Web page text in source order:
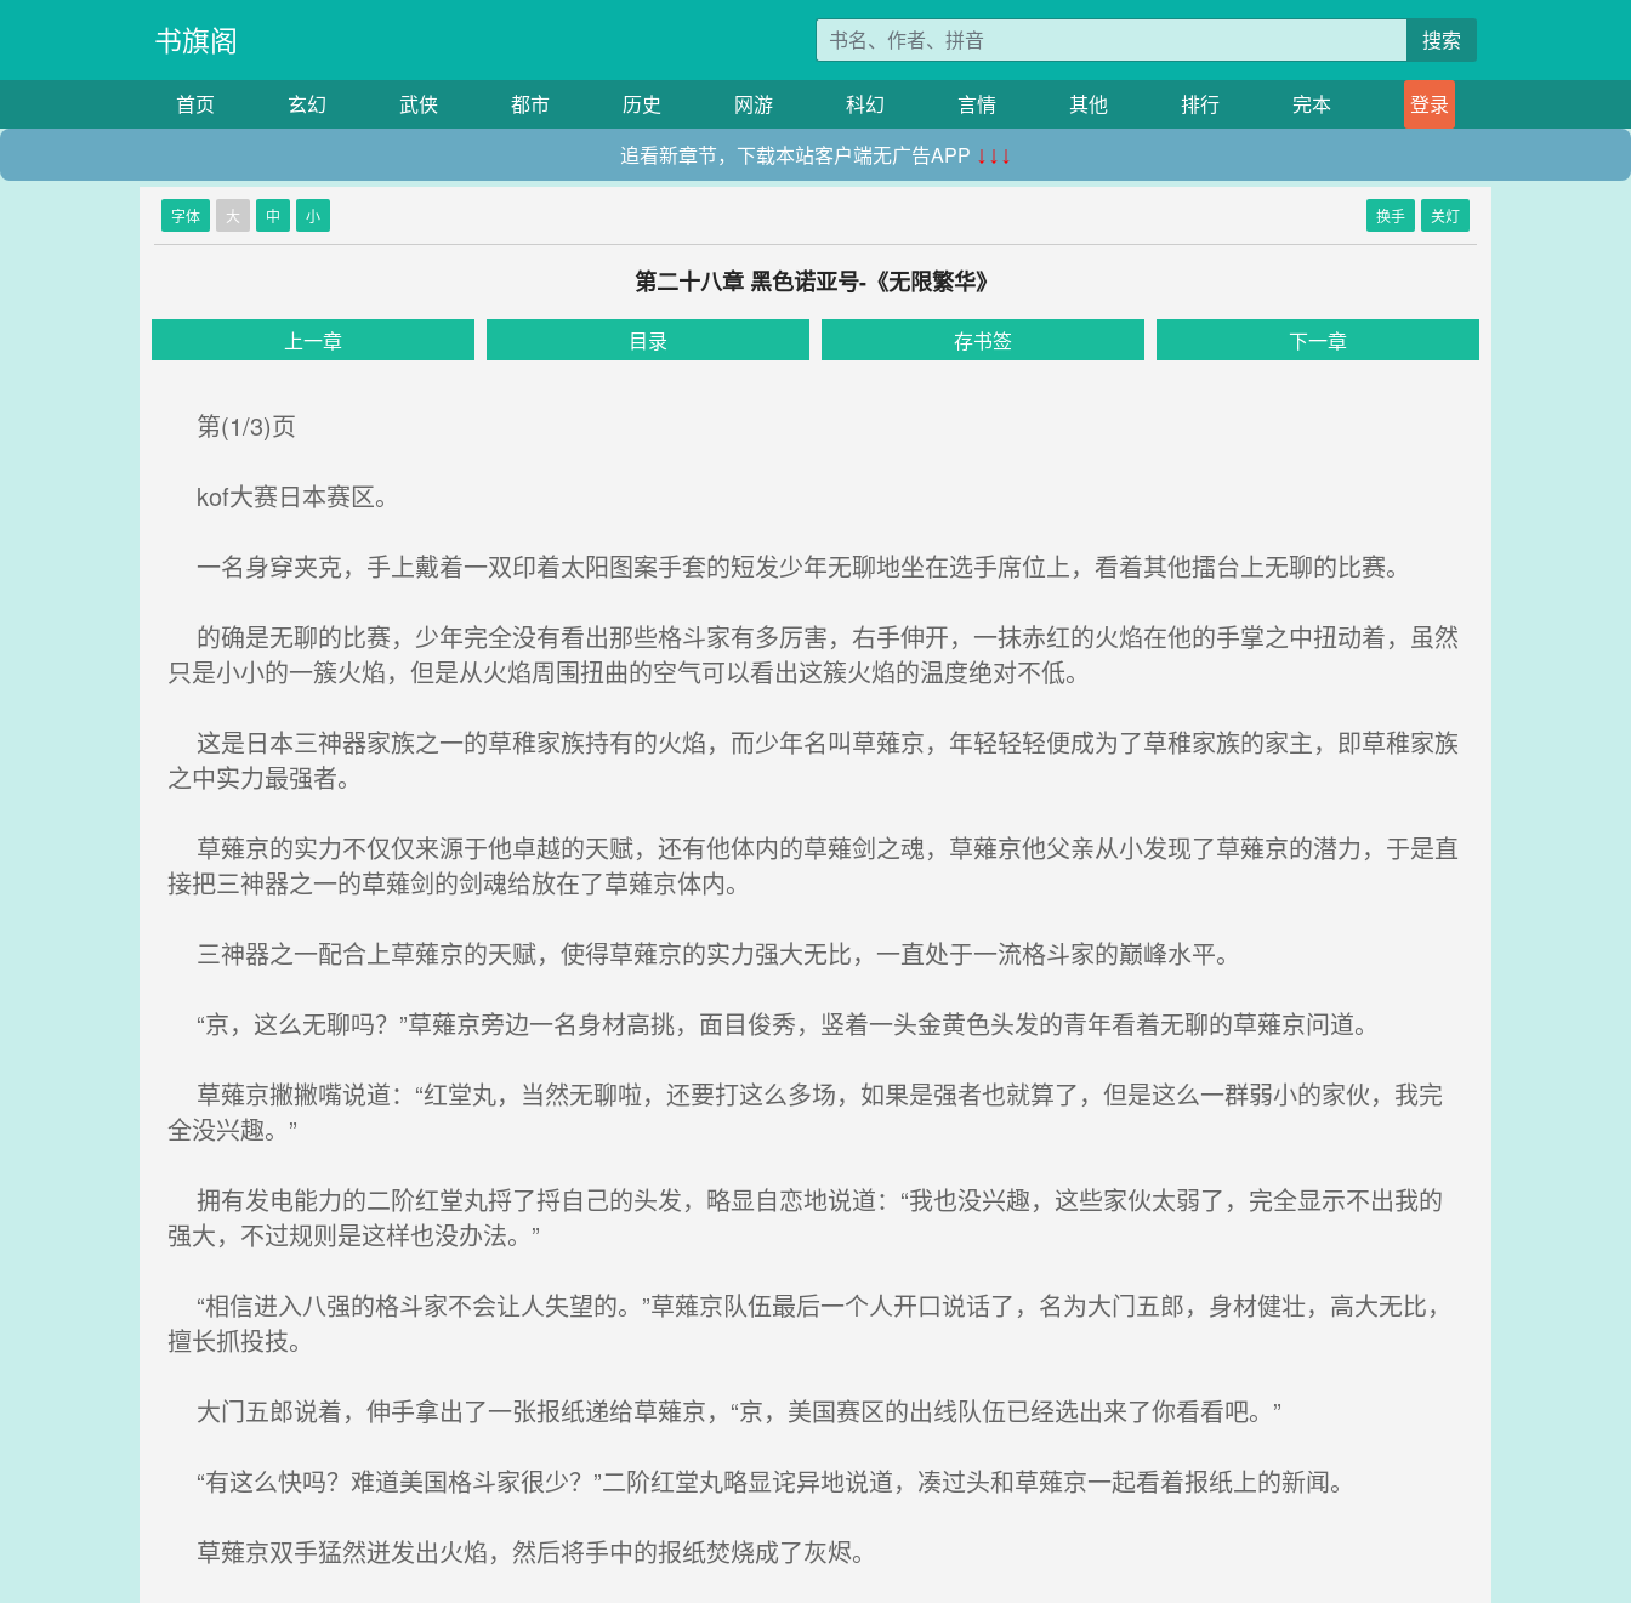
书旗阁 搜索
首页 玄幻 武侠 都市 历史 网游 科幻 言情 其他 排行 完本
登录
追看新章节，下载本站客户端无广告APP ↓↓↓
字体 大 中 小 换手 关灯
第二十八章 黑色诺亚号-《无限繁华》
上一章 目录 存书签 下一章
第(1/3)页
kof大赛日本赛区。
一名身穿夹克，手上戴着一双印着太阳图案手套的短发少年无聊地坐在选手席位上，看着其他擂台上无聊的比赛。
的确是无聊的比赛，少年完全没有看出那些格斗家有多厉害，右手伸开，一抹赤红的火焰在他的手掌之中扭动着，虽然
只是小小的一簇火焰，但是从火焰周围扭曲的空气可以看出这簇火焰的温度绝对不低。
这是日本三神器家族之一的草稚家族持有的火焰，而少年名叫草薙京，年轻轻轻便成为了草稚家族的家主，即草稚家族
之中实力最强者。
草薙京的实力不仅仅来源于他卓越的天赋，还有他体内的草薙剑之魂，草薙京他父亲从小发现了草薙京的潜力，于是直
接把三神器之一的草薙剑的剑魂给放在了草薙京体内。
三神器之一配合上草薙京的天赋，使得草薙京的实力强大无比，一直处于一流格斗家的巅峰水平。
“京，这么无聊吗？”草薙京旁边一名身材高挑，面目俊秀，竖着一头金黄色头发的青年看着无聊的草薙京问道。
草薙京撇撇嘴说道：“红堂丸，当然无聊啦，还要打这么多场，如果是强者也就算了，但是这么一群弱小的家伙，我完
全没兴趣。”
拥有发电能力的二阶红堂丸捋了捋自己的头发，略显自恋地说道：“我也没兴趣，这些家伙太弱了，完全显示不出我的
强大，不过规则是这样也没办法。”
“相信进入八强的格斗家不会让人失望的。”草薙京队伍最后一个人开口说话了，名为大门五郎，身材健壮，高大无比，
擅长抓投技。
大门五郎说着，伸手拿出了一张报纸递给草薙京，“京，美国赛区的出线队伍已经选出来了你看看吧。”
“有这么快吗？难道美国格斗家很少？”二阶红堂丸略显诧异地说道，凑过头和草薙京一起看着报纸上的新闻。
草薙京双手猛然迸发出火焰，然后将手中的报纸焚烧成了灰烬。